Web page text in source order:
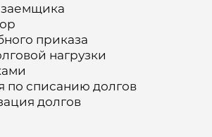
приказа
нагрузки
по списанию долгов
долгов